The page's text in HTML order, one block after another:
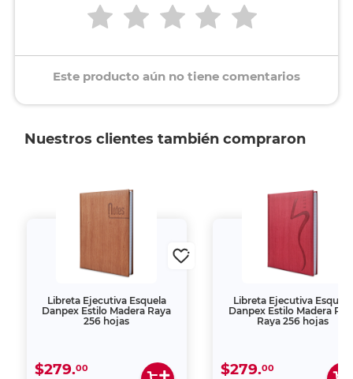
Este producto aún no tiene comentarios
Nuestros clientes también compraron
Libreta Ejecutiva Esquela
Danpex Estilo Madera Raya
256 hojas
$279.00
Libreta Ejecutiva Esquela
Danpex Estilo Madera
Raya 256 hojas
$279.00